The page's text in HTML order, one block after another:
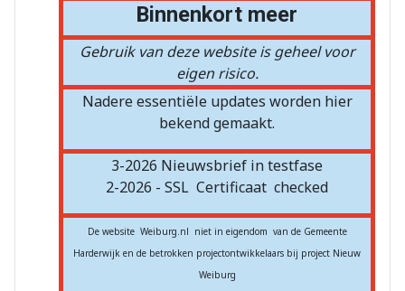
Binnenkort meer
Gebruik van deze website is geheel voor
eigen risico.
Nadere essentiële updates worden hier
bekend gemaakt.
3-2026 Nieuwsbrief in testfase
2-2026 - SSL Certificaat checked
De website Weiburg.nl niet in eigendom van de Gemeente
Harderwijk en de betrokken projectontwikkelaars bij project Nieuw
Weiburg